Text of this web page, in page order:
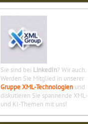
Sie sind bei LinkedIn? Wir auch.
Werden Sie Mitglied in unserer
Gruppe XML-Technologien und
diskutieren Sie spannende XML-
und KI-Themen mit uns!